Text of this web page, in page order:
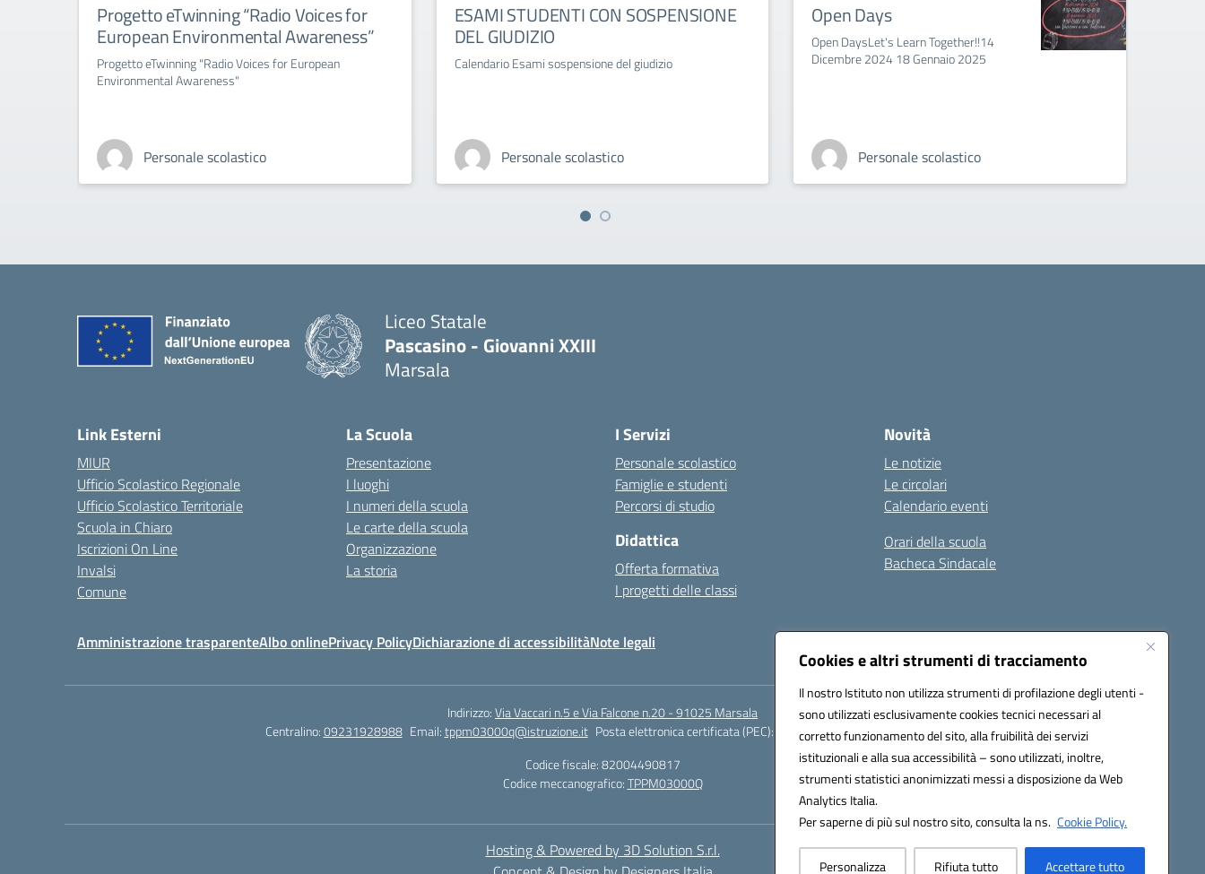
Cookies e altri strumenti di tracciamento
Il nostro Istituto non utilizza strumenti di profilazione degli utenti -
sono utilizzati esclusivamente cookies tecnici necessari al
corretto funzionamento del sito, alla fruibilità dei servizi
istituzionali e alla sua accessibilità – sono utilizzati, inoltre,
strumenti statistici anonimizzati messi a disposizione da Web
Analytics Italia.
Per saperne di più sul nostro sito, consulta la ns. Cookie Policy.
Personalizza Rifiuta tutto Accettare tutto
Progetto eTwinning “Radio Voices for
European Environmental Awareness”
Progetto eTwinning "Radio Voices for European
Environmental Awareness"
Personale scolastico
ESAMI STUDENTI CON SOSPENSIONE
DEL GIUDIZIO
Calendario Esami sospensione del giudizio
Personale scolastico
Open Days
Open DaysLet's Learn Together!!14
Dicembre 2024 18 Gennaio 2025
Personale scolastico
Liceo Statale
Pascasino - Giovanni XXIII
Marsala
Link Esterni
MIUR
Ufficio Scolastico Regionale
Ufficio Scolastico Territoriale
Scuola in Chiaro
Iscrizioni On Line
Invalsi
Comune
La Scuola
Presentazione
I luoghi
I numeri della scuola
Le carte della scuola
Organizzazione
La storia
I Servizi
Personale scolastico
Famiglie e studenti
Percorsi di studio
Didattica
Offerta formativa
I progetti delle classi
Novità
Le notizie
Le circolari
Calendario eventi
Orari della scuola
Bacheca Sindacale
Amministrazione trasparenteAlbo onlinePrivacy PolicyDichiarazione di accessibilitàNote legali Seguici su:
Indirizzo:Via Vaccari n.5 e Via Falcone n.20 - 91025 Marsala
Centralino:09231928988 Email:tppm03000q@istruzione.it Posta elettronica certificata (PEC):
tppm03000q@pec.istruzione.it
Codice fiscale: 82004490817
Codice meccanografico:TPPM03000Q
Hosting & Powered by 3D Solution S.r.l.